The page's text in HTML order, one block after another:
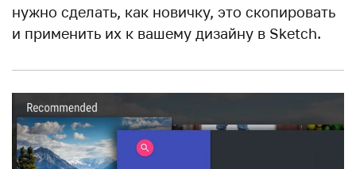
нужно сделать, как новичку, это скопировать
и применить их к вашему дизайну в Sketch.